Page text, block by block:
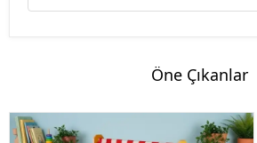
Öne Çıkanlar